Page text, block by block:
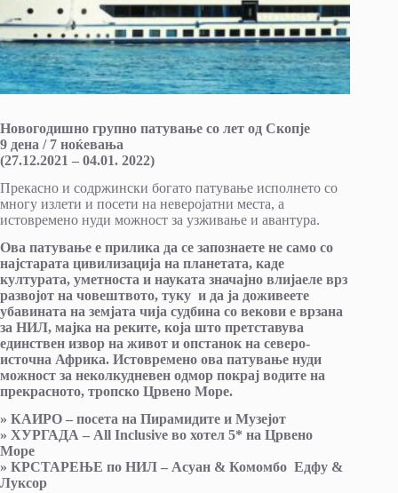
Новогодишно групно патување со лет од Скопје
9 дена / 7 ноќевања
(27.12.2021 – 04.01. 2022)
Прекасно и содржински богато патување исполнето со
многу излети и посети на неверојатни места, а
истовремено нуди можност за узживање и авантура.
Ова патување е прилика да се запознаете не само со
најстарата цивилизација на планетата, каде
културата, уметноста и науката значајно влијаеле врз
развојот на човештвото, туку и да ја доживеете
убавината на земјата чија судбина со векови е врзана
за НИЛ, мајка на реките, која што претставува
единствен извор на живот и опстанок на северо-
источна Африка. Истовремено ова патување нуди
можност за неколкудневен одмор покрај водите на
прекрасното, тропско Црвено Море.
» КАИРО – посета на Пирамидите и Музејот
» ХУРГАДА – All Inclusive во хотел 5* на Црвено
Море
» КРСТАРЕЊЕ по НИЛ – Асуан & Комомбо Едфу &
Луксор